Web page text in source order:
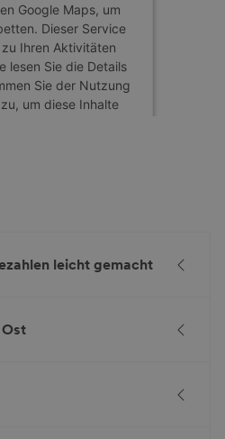
Google Maps, um
Dieser Service
Ihren Aktivitäten
lesen Sie die Details
Sie der Nutzung
um diese Inhalte
Platform
leicht gemacht